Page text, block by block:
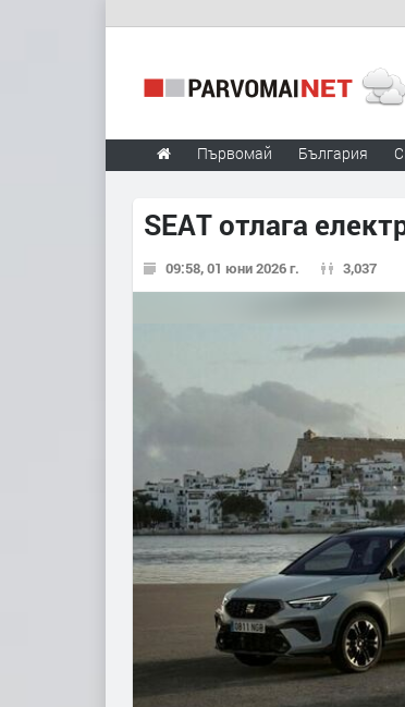
Първомай България
SEAT отлага
09:58, 01 юни 2026 г. 3,037